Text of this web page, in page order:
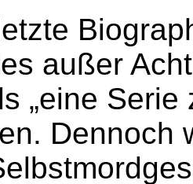
außer
„eine
Dennoch